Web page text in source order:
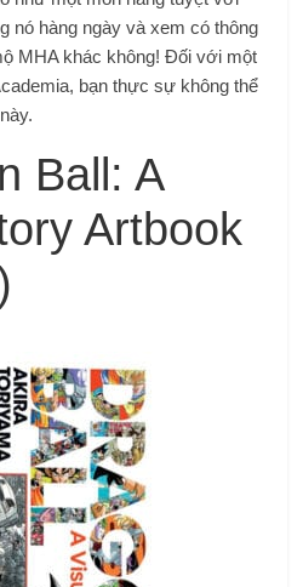
nó hàng ngày và xem có thông
MHA khác không! Đối với một
bạn thực sự không thể
Ball: A
Artbook